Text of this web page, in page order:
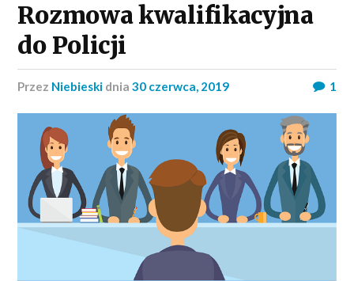
Rozmowa kwalifikacyjna
do Policji
przez Niebieski dnia30 czerwca, 2019 1